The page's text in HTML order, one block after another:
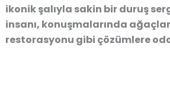
ikonik şalıyla sakin bir duruş
insanı, konuşmalarında
restorasyonu gibi çözümlere